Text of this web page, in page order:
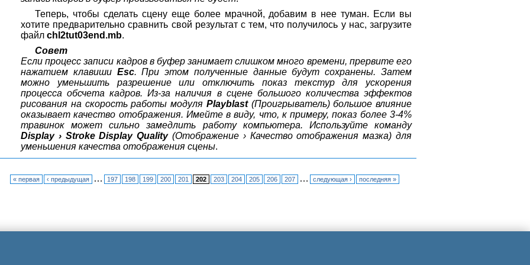
Теперь, чтобы сделать сцену еще более мрачной, добавим в нее туман. Если вы
хотите предварительно сравнить свой результат с тем, что получилось у нас, загрузите
файл chl2tut03end.mb.
Совет
Если процесс записи кадров в буфер занимает слишком много времени, прервите его
нажатием клавиши Esc. При этом полученные данные будут сохранены. Затем
можно уменьшить разрешение или отключить показ текстур для ускорения
процесса обсчета кадров. Из-за наличия в сцене большого количества эффектов
рисования на скорость работы модуля Playblast(Проигрыватель) большое влияние
оказывает качество отображения. Имейте в виду, что, к примеру, показ более 3-4%
травинок может сильно замедлить работу компьютера. Используйте команду
Display › Stroke Display Quality(Отображение › Качество отображения мазка) для
уменьшения качества отображения сцены.
« первая ‹ предыдущая … 197 198 199 200 201 202 203 204 205 206 207 … следующая › последняя »